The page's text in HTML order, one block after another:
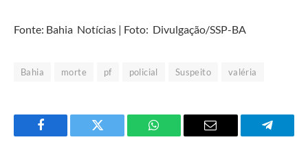
Fonte: Bahia Notícias | Foto: Divulgação/SSP-BA
Bahia morte pf policial Suspeito valéria
Facebook Twitter
O
E-